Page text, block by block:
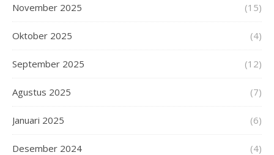
November 2025 (15)
Oktober 2025 (4)
September 2025 (12)
Agustus 2025 (7)
Januari 2025 (6)
Desember 2024 (4)